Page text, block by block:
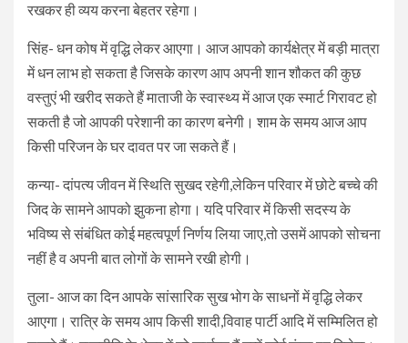
रखकर ही व्यय करना बेहतर रहेगा।
सिंह- धन कोष में वृद्धि लेकर आएगा। आज आपको कार्यक्षेत्र में बड़ी मात्रा
में धन लाभ हो सकता है जिसके कारण आप अपनी शान शौकत की कुछ
वस्तुएं भी खरीद सकते हैं माताजी के स्वास्थ्य में आज एक स्मार्ट गिरावट हो
सकती है जो आपकी परेशानी का कारण बनेगी। शाम के समय आज आप
किसी परिजन के घर दावत पर जा सकते हैं।
कन्या- दांपत्य जीवन में स्थिति सुखद रहेगी,लेकिन परिवार में छोटे बच्चे की
जिद के सामने आपको झुकना होगा। यदि परिवार में किसी सदस्य के
भविष्य से संबंधित कोई महत्वपूर्ण निर्णय लिया जाए,तो उसमें आपको सोचना
नहीं है व अपनी बात लोगों के सामने रखी होगी।
तुला- आज का दिन आपके सांसारिक सुख भोग के साधनों में वृद्धि लेकर
आएगा। रात्रि के समय आप किसी शादी,विवाह पार्टी आदि में सम्मिलित हो